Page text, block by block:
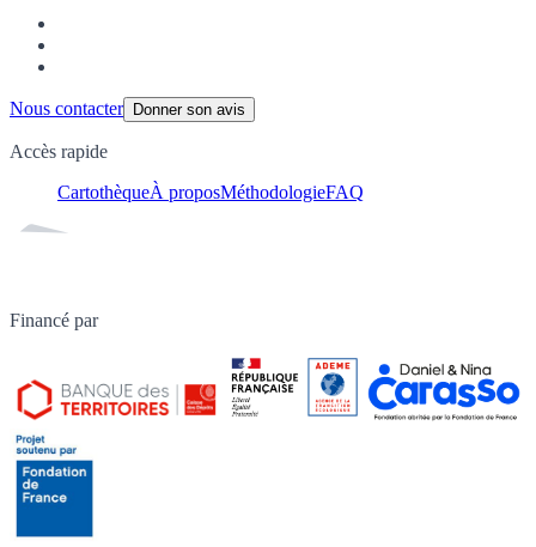
Nous contacter Donner son avis
Accès rapide
CartothèqueÀ proposMéthodologieFAQ
Financé par